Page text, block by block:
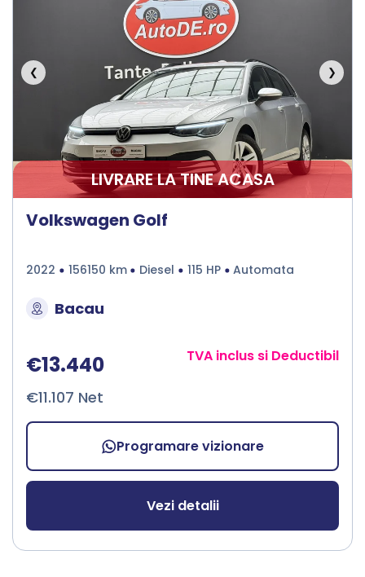
❮ ❯
LIVRARE LA TINE ACASA
Volkswagen Golf
2022 156150 km Diesel 115 HP Automata
Bacau
€13.440
€11.107 Net
TVA inclus si Deductibil
Programare vizionare
Vezi detalii